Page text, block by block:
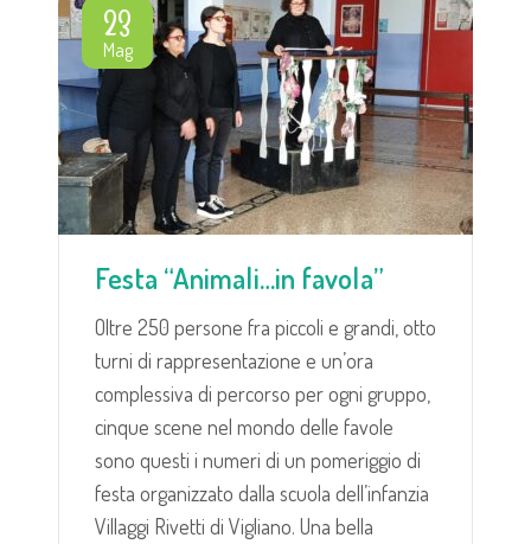
23
Mag
Festa “Animali…in favola”
Oltre 250 persone fra piccoli e grandi, otto
turni di rappresentazione e un’ora
complessiva di percorso per ogni gruppo,
cinque scene nel mondo delle favole
sono questi i numeri di un pomeriggio di
festa organizzato dalla scuola dell’infanzia
Villaggi Rivetti di Vigliano. Una bella